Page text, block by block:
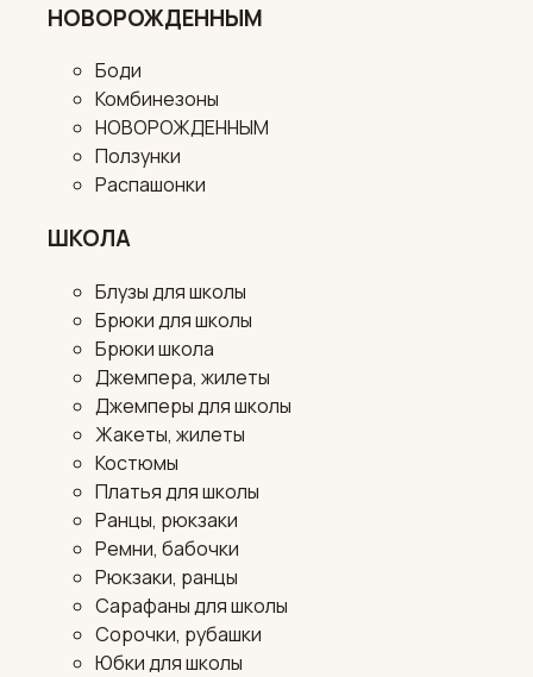
НОВОРОЖДЕННЫМ
Боди
Комбинезоны
НОВОРОЖДЕННЫМ
Ползунки
Распашонки
ШКОЛА
Блузы для школы
Брюки для школы
Брюки школа
Джемпера, жилеты
Джемперы для школы
Жакеты, жилеты
Костюмы
Платья для школы
Ранцы, рюкзаки
Ремни, бабочки
Рюкзаки, ранцы
Сарафаны для школы
Сорочки, рубашки
Юбки для школы